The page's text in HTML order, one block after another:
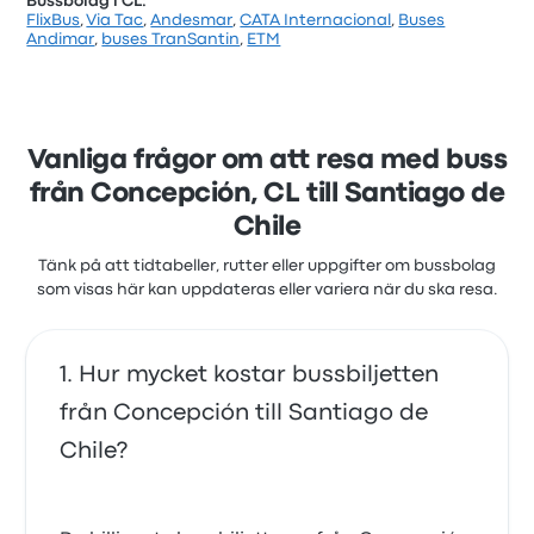
Baserat på 39 recensioner har företaget 4.5 stjärnor
FlixBus,Via Tac,Andesmar,CATA Internacional , Buses
Andimar, buses TranSantin, ETM
Vanliga frågor om att resa med buss
från Concepción, CL till Santiago de
Chile
Tänk på att tidtabeller, rutter eller uppgifter om bussbolag
som visas här kan uppdateras eller variera när du ska resa.
Hur mycket kostar bussbiljetten
från Concepción till Santiago de
Chile?